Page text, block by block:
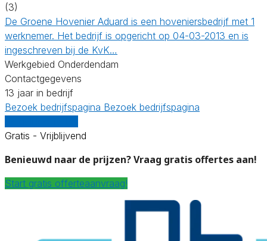
(3)
De Groene Hovenier Aduard is een hoveniersbedrijf met 1
werknemer. Het bedrijf is opgericht op 04-03-2013 en is
ingeschreven bij de KvK…
Werkgebied Onderdendam
Contactgegevens
13 jaar in bedrijf
Bezoek bedrijfspagina Bezoek bedrijfspagina
Gratis - Vrijblijvend
Benieuwd naar de prijzen? Vraag gratis offertes aan!
Start gratis offerteaanvraag!